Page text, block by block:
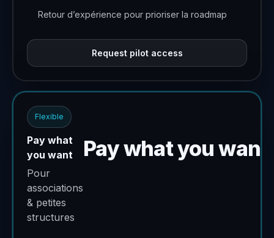
Retour d’expérience pour prioriser la roadmap
Request pilot access
Flexible
Pay what
you want
Pour
associations
& petites
structures
Pay what you want